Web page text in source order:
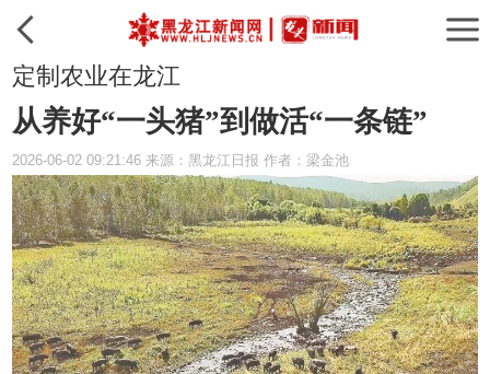
定制农业在龙江
从养好“一头猪”到做活“一条链”
2026-06-02 09:21:46 来源：黑龙江日报 作者：梁金池